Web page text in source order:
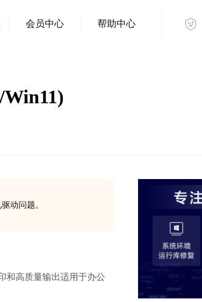
会员中心 帮助中心
动问题。
和高质量输出适用于办公